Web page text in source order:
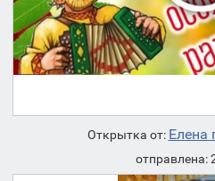
Открытка от: Елена
отправлена: